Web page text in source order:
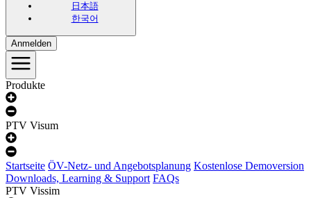
日本語
한국어
Anmelden
Produkte
PTV Visum
Startseite ÖV-Netz- und Angebotsplanung Kostenlose Demoversion
Downloads, Learning & Support FAQs
PTV Vissim